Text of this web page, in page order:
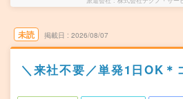
未読 掲載日 2026/08/07
＼来社不要／単発1日OK＊